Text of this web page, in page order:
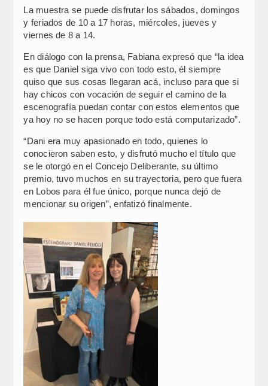
La muestra se puede disfrutar los sábados, domingos
y feriados de 10 a 17 horas, miércoles, jueves y
viernes de 8 a 14.
En diálogo con la prensa, Fabiana expresó que “la idea
es que Daniel siga vivo con todo esto, él siempre
quiso que sus cosas llegaran acá, incluso para que si
hay chicos con vocación de seguir el camino de la
escenografía puedan contar con estos elementos que
ya hoy no se hacen porque todo está computarizado”.
“Dani era muy apasionado en todo, quienes lo
conocieron saben esto, y disfrutó mucho el título que
se le otorgó en el Concejo Deliberante, su último
premio, tuvo muchos en su trayectoria, pero que fuera
en Lobos para él fue único, porque nunca dejó de
mencionar su origen”, enfatizó finalmente.